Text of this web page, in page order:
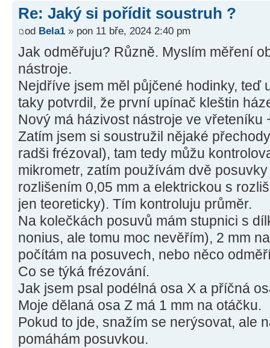
Re: Jaký si pořídit soustruh ?
od Bela1 » pon 11 bře, 2024 2:40 pm
Jak odměřuju? Různě. Myslím měření
nástroje.
Nejdříve jsem měl půjčené hodinky, teď
taky potvrdil, že první upínač kleštin
Nový má házivost nástroje ve vřeteníku
Zatím jsem si soustružil nějaké
radši frézoval), tam tedy můžu
mikrometr, zatím používám dvě
rozlišením 0,05 mm a elektrickou s
jen teoreticky). Tím kontroluju průměr.
Na kolečkách posuvů mám stupnici s
nonius, ale tomu moc nevěřím), 2 mm
počítám na posuvech, nebo něco
Co se týká frézování.
Jak jsem psal podélná osa X a příčná
Moje dělaná osa Z má 1 mm na otáčku.
Pokud to jde, snažím se nerýsovat, ale
pomáhám posuvkou.